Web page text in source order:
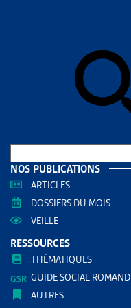
NOS PUBLICATIONS
ARTICLES
DOSSIERS DU MOIS
VEILLE
RESSOURCES
THÉMATIQUES
GUIDE SOCIAL ROMAND
AUTRES